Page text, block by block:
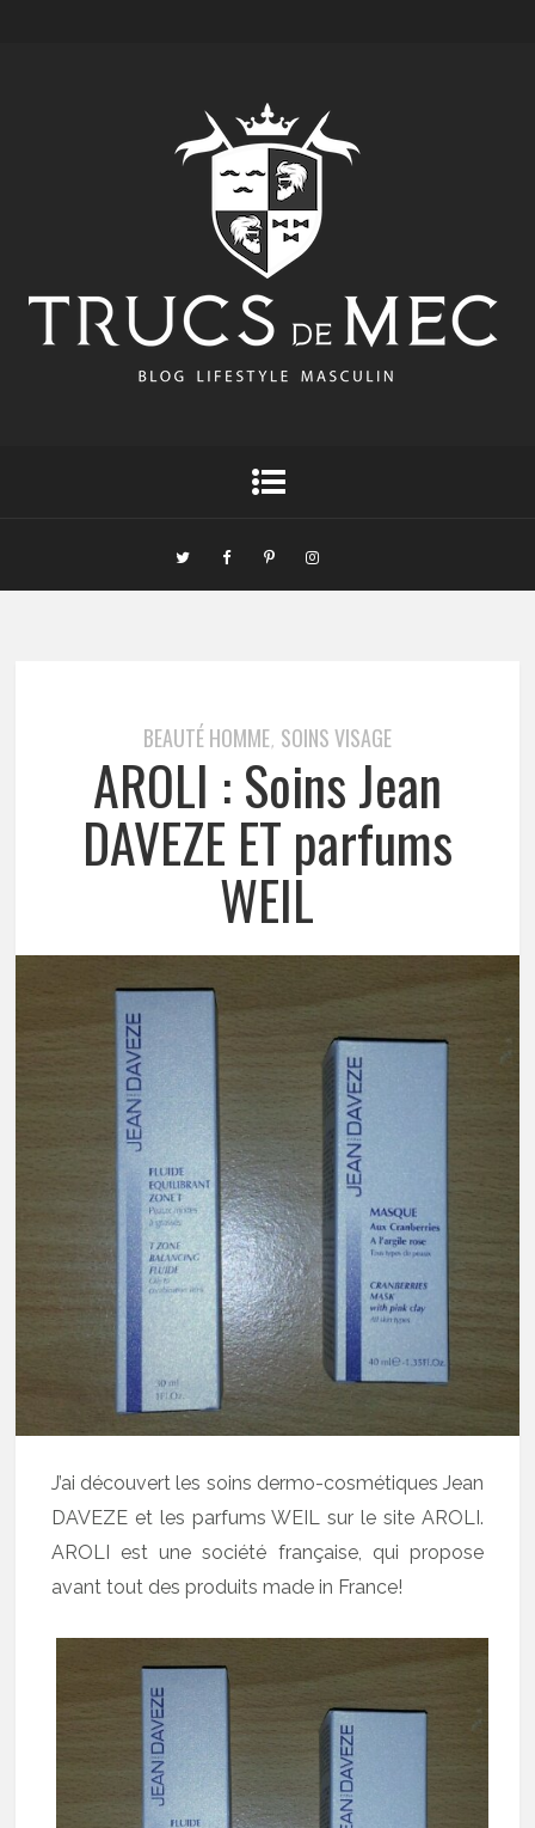
BEAUTÉ HOMME, SOINS VISAGE
AROLI : Soins Jean
DAVEZE ET parfums
WEIL
J’ai découvert les soins dermo-cosmétiques Jean
DAVEZE et les parfums WEIL sur le site AROLI.
AROLI est une société française, qui propose
avant tout des produits made in France!